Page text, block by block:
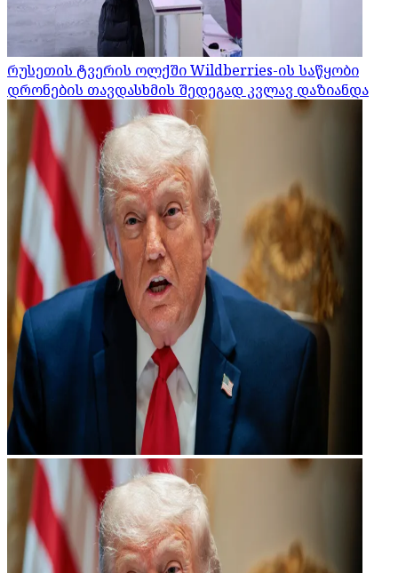
რუსეთის ტვერის ოლქში Wildberries-ის საწყობი
დრონების თავდასხმის შედეგად კვლავ დაზიანდა